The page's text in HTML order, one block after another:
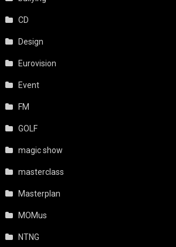
CD
Design
Eurovision
Event
FM
GOLF
magic show
masterclass
Masterplan
MOMus
NTNG